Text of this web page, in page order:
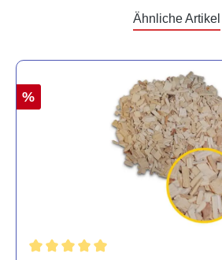
Ähnliche Artikel
%